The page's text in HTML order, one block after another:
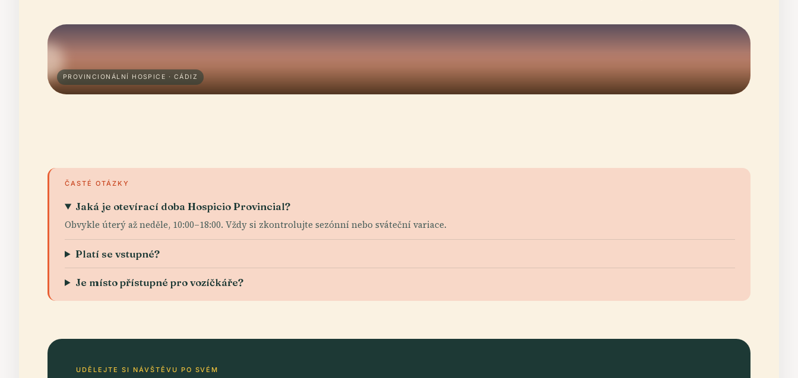
PROVINCIONÁLNÍ HOSPICE · CÁDIZ
ČASTÉ OTÁZKY
Jaká je otevírací doba Hospicio Provincial?
Obvykle úterý až neděle, 10:00–18:00. Vždy si zkontrolujte sezónní nebo sváteční variace.
Platí se vstupné?
Je místo přístupné pro vozíčkáře?
UDĚLEJTE SI NÁVŠTĚVU PO SVÉM